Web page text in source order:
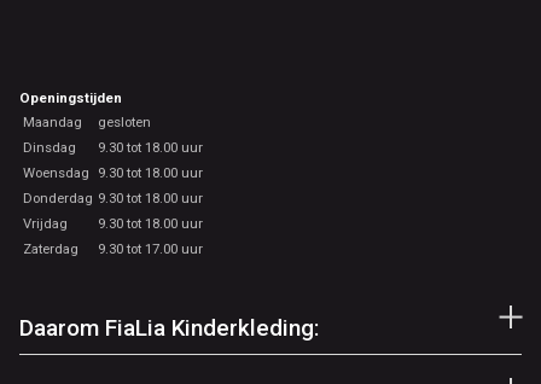
Openingstijden
Maandag
gesloten
Dinsdag
9.30 tot 18.00 uur
Woensdag
9.30 tot 18.00 uur
Donderdag 9.30 tot 18.00 uur
Vrijdag
9.30 tot 18.00 uur
Zaterdag
9.30 tot 17.00 uur
Daarom FiaLia Kinderkleding: